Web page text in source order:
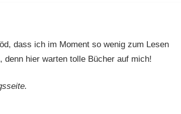
dass ich im Moment so wenig zum Lesen
hier warten tolle Bücher auf mich!